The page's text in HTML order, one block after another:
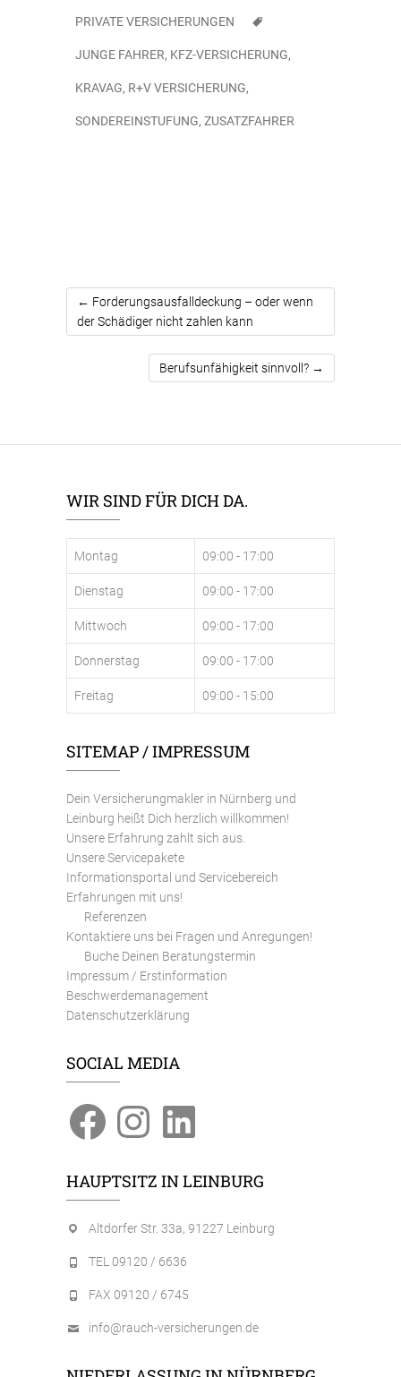
PRIVATE VERSICHERUNGEN
JUNGE FAHRER, KFZ-VERSICHERUNG,
KRAVAG, R+V VERSICHERUNG,
SONDEREINSTUFUNG, ZUSATZFAHRER
← Forderungsausfalldeckung – oder wenn
der Schädiger nicht zahlen kann
Berufsunfähigkeit sinnvoll? →
WIR SIND FÜR DICH DA.
Montag 09:00 - 17:00
Dienstag 09:00 - 17:00
Mittwoch 09:00 - 17:00
Donnerstag 09:00 - 17:00
Freitag 09:00 - 15:00
SITEMAP / IMPRESSUM
Dein Versicherungmakler in Nürnberg und
Leinburg heißt Dich herzlich willkommen!
Unsere Erfahrung zahlt sich aus.
Unsere Servicepakete
Informationsportal und Servicebereich
Erfahrungen mit uns!
Referenzen
Kontaktiere uns bei Fragen und Anregungen!
Buche Deinen Beratungstermin
Impressum / Erstinformation
Beschwerdemanagement
Datenschutzerklärung
SOCIAL MEDIA
FacebookInstagramLinkedIn
HAUPTSITZ IN LEINBURG
Altdorfer Str. 33a, 91227 Leinburg
TEL 09120 / 6636
FAX 09120 / 6745
info@rauch-versicherungen.de